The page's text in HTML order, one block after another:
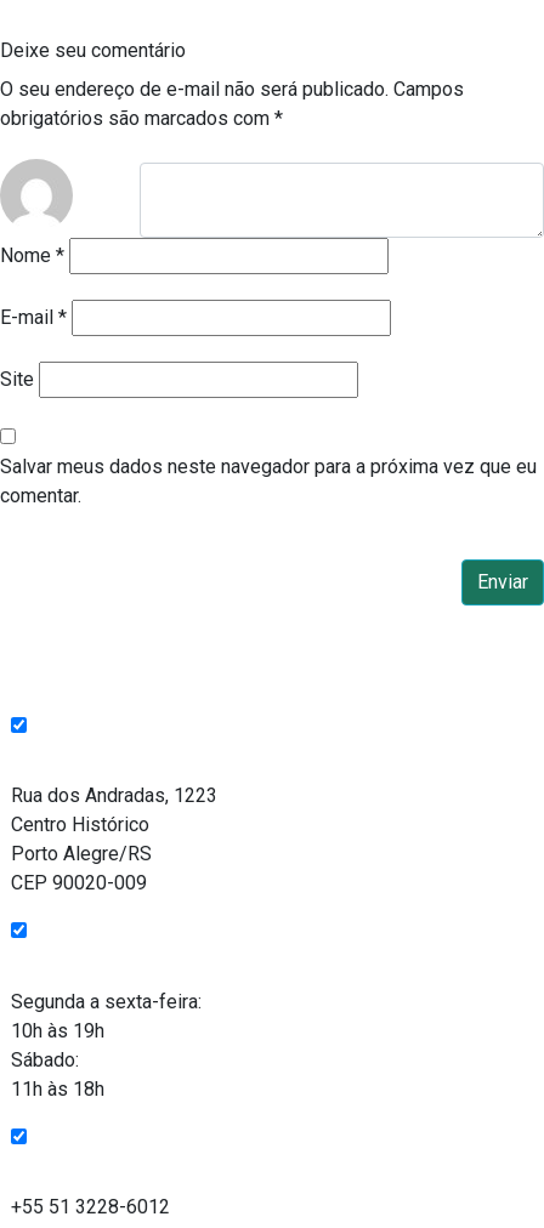
Deixe seu comentário
O seu endereço de e-mail não será publicado. Campos
obrigatórios são marcados com *
Nome *
E-mail *
Site
Salvar meus dados neste navegador para a próxima vez que eu
comentar.
Rua dos Andradas, 1223
Centro Histórico
Porto Alegre/RS
CEP 90020-009
Segunda a sexta-feira:
10h às 19h
Sábado:
11h às 18h
+55 51 3228-6012